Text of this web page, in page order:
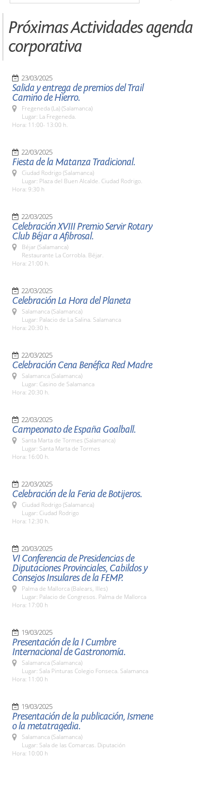
Próximas Actividades agenda
corporativa
23/03/2025
Salida y entrega de premios del Trail
Camino de Hierro.
Fregeneda (La) (Salamanca)
Lugar: La Fregeneda.
Hora: 11:00- 13:00 h.
22/03/2025
Fiesta de la Matanza Tradicional.
Ciudad Rodrigo (Salamanca)
Lugar: Plaza del Buen Alcalde. Ciudad Rodrigo.
Hora: 9:30 h
22/03/2025
Celebración XVIII Premio Servir Rotary
Club Béjar a Afibrosal.
Béjar (Salamanca)
Restaurante La Corrobla. Béjar.
Hora: 21:00 h.
22/03/2025
Celebración La Hora del Planeta
Salamanca (Salamanca)
Lugar: Palacio de La Salina. Salamanca
Hora: 20:30 h.
22/03/2025
Celebración Cena Benéfica Red Madre
Salamanca (Salamanca)
Lugar: Casino de Salamanca
Hora: 20:30 h.
22/03/2025
Campeonato de España Goalball.
Santa Marta de Tormes (Salamanca)
Lugar: Santa Marta de Tormes
Hora: 16:00 h.
22/03/2025
Celebración de la Feria de Botijeros.
Ciudad Rodrigo (Salamanca)
Lugar: Ciudad Rodrigo
Hora: 12:30 h.
20/03/2025
VI Conferencia de Presidencias de
Diputaciones Provinciales, Cabildos y
Consejos Insulares de la FEMP.
Palma de Mallorca (Balears, Illes)
Lugar: Palacio de Congresos. Palma de Mallorca
Hora: 17:00 h
19/03/2025
Presentación de la I Cumbre
Internacional de Gastronomía.
Salamanca (Salamanca)
Lugar: Sala Pinturas Colegio Fonseca. Salamanca
Hora: 11:00 h
19/03/2025
Presentación de la publicación, Ismene
o la metatragedia.
Salamanca (Salamanca)
Lugar: Sala de las Comarcas. Diputación
Hora: 10:00 h